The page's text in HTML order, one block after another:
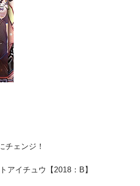
チェンジ！
アイチュウ【2018：B】